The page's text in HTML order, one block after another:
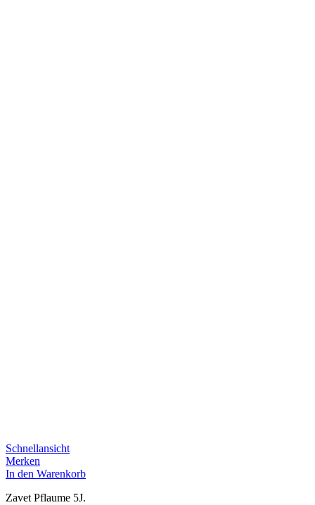
Schnellansicht
Merken
In den Warenkorb
Zavet Pflaume 5J.